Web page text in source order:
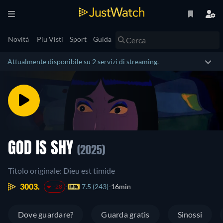
Novità Piu Visti Sport Guida
Attualmente disponibile su 2 servizi di streaming.
GOD IS SHY (2025)
Titolo originale: Dieu est timide
3003.
-28 7.5 (243) 16min
Dove guardare? Guarda gratis Sinossi